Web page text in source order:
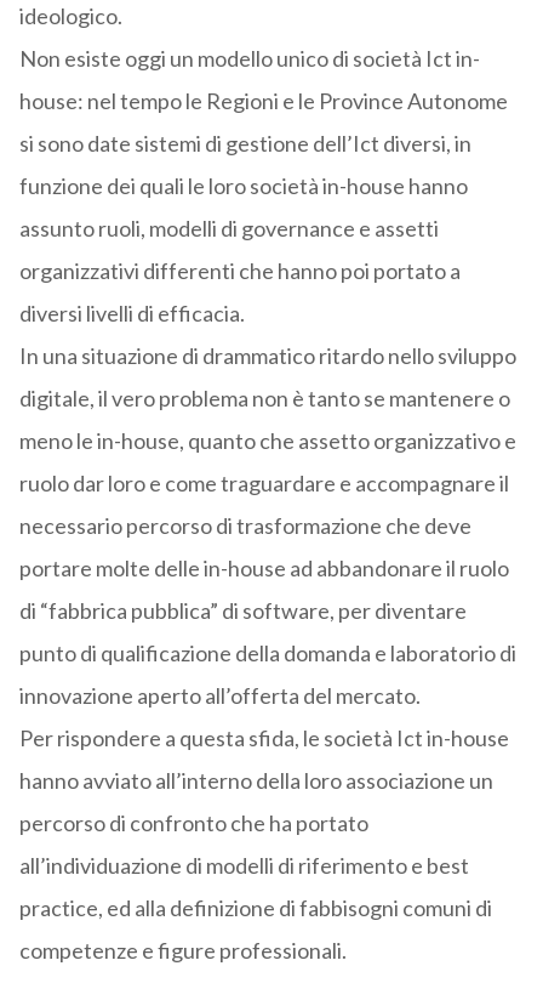
ideologico.
Non esiste oggi un modello unico di società Ict in-
house: nel tempo le Regioni e le Province Autonome
si sono date sistemi di gestione dell’Ict diversi, in
funzione dei quali le loro società in-house hanno
assunto ruoli, modelli di governance e assetti
organizzativi differenti che hanno poi portato a
diversi livelli di efficacia.
In una situazione di drammatico ritardo nello sviluppo
digitale, il vero problema non è tanto se mantenere o
meno le in-house, quanto che assetto organizzativo e
ruolo dar loro e come traguardare e accompagnare il
necessario percorso di trasformazione che deve
portare molte delle in-house ad abbandonare il ruolo
di “fabbrica pubblica” di software, per diventare
punto di qualificazione della domanda e laboratorio di
innovazione aperto all’offerta del mercato.
Per rispondere a questa sfida, le società Ict in-house
hanno avviato all’interno della loro associazione un
percorso di confronto che ha portato
all’individuazione di modelli di riferimento e best
practice, ed alla definizione di fabbisogni comuni di
competenze e figure professionali.